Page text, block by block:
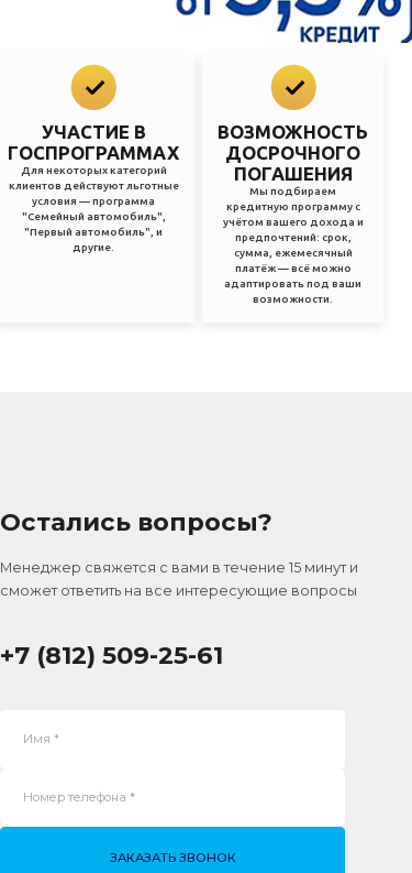
УЧАСТИЕ В
ГОСПРОГРАММАХ
Для некоторых категорий
клиентов действуют льготные
условия — программа
"Семейный автомобиль",
"Первый автомобиль", и
другие.
ВОЗМОЖНОСТЬ
ДОСРОЧНОГО
ПОГАШЕНИЯ
Мы подбираем
кредитную программу с
учётом вашего дохода и
предпочтений: срок,
сумма, ежемесячный
платёж — всё можно
адаптировать под ваши
возможности.
Остались вопросы?
Менеджер свяжется с вами в течение 15 минут и
сможет ответить на все интересующие вопросы
+7 (812) 509-25-61
ЗАКАЗАТЬ ЗВОНОК